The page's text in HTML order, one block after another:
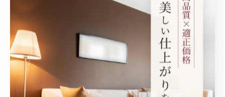
CPマークの防犯フィルム自分で貼る場合の留意点
CPマーク付き防犯フィルムは、基本的に専門業者の施工
が前提ですが、「自分で貼れるのか？」という疑問もよ
く聞かれます。結論として、CPマークの認定を維持した
い場合はDIY施工は不可であり、自己責任で貼った場合は
公的な防犯性能が認められません。